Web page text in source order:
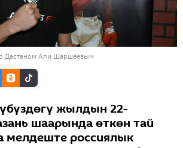
Дастаном Али Шаршеевым
жылдын 22-
шаарында өткөн тай
мелдеште россиялык